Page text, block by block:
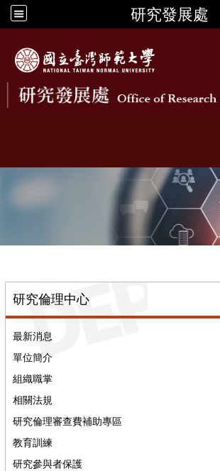
研究發展處
研究倫理中心
最新消息
單位簡介
組織職掌
相關法規
研究倫理審查費補助專區
教育訓練
研究參與者保護